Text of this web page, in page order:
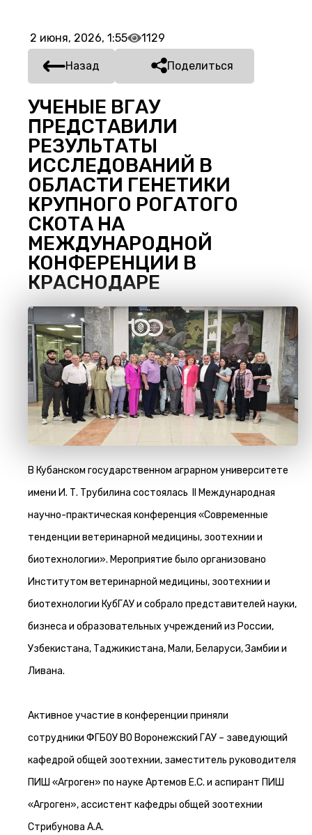
2 июня, 2026, 1:55 1129
Назад Поделиться
УЧЕНЫЕ ВГАУ
ПРЕДСТАВИЛИ
РЕЗУЛЬТАТЫ
ИССЛЕДОВАНИЙ В
ОБЛАСТИ ГЕНЕТИКИ
КРУПНОГО РОГАТОГО
СКОТА НА
МЕЖДУНАРОДНОЙ
КОНФЕРЕНЦИИ В
КРАСНОДАРЕ
В Кубанском государственном аграрном университете
имени И. Т. Трубилина состоялась II Международная
научно-практическая конференция «Современные
тенденции ветеринарной медицины, зоотехнии и
биотехнологии». Мероприятие было организовано
Институтом ветеринарной медицины, зоотехнии и
биотехнологии КубГАУ и собрало представителей науки,
бизнеса и образовательных учреждений из России,
Узбекистана, Таджикистана, Мали, Беларуси, Замбии и
Ливана.
Активное участие в конференции приняли
сотрудники ФГБОУ ВО Воронежский ГАУ – заведующий
кафедрой общей зоотехнии, заместитель руководителя
ПИШ «Агроген» по науке Артемов Е.С. и аспирант ПИШ
«Агроген», ассистент кафедры общей зоотехнии
Стрибунова А.А.